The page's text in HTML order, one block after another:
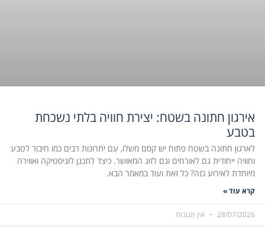
אירגון חתונה בשטח: יצירת חוויה בלתי נשכחת
בטבע
לארגון חתונה בשטח פתוח יש קסם משלו, עם יתרונות רבים כמו חיבור לטבע
וחוויה ייחודית גם לאורחים וגם לזוג המאושר. כיצד לתכנן לוגיסטיקה ואווירה
מיוחדת לאירוע כזה? כל זאת ועוד במאמר הבא.
קרא עוד »
28/07/2026 אין תגובות